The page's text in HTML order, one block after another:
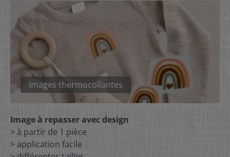
Images thermocollantes
Image à repasser avec design
> à partir de 1 pièce
> application facile